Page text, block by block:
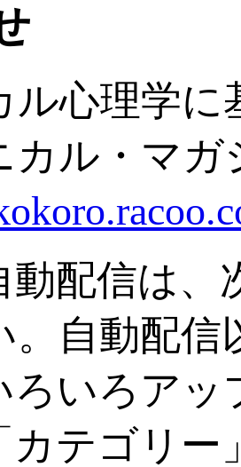
ル心理学に
カル・マガ
動配信は、
。自動配
ろいろア
カテゴリー